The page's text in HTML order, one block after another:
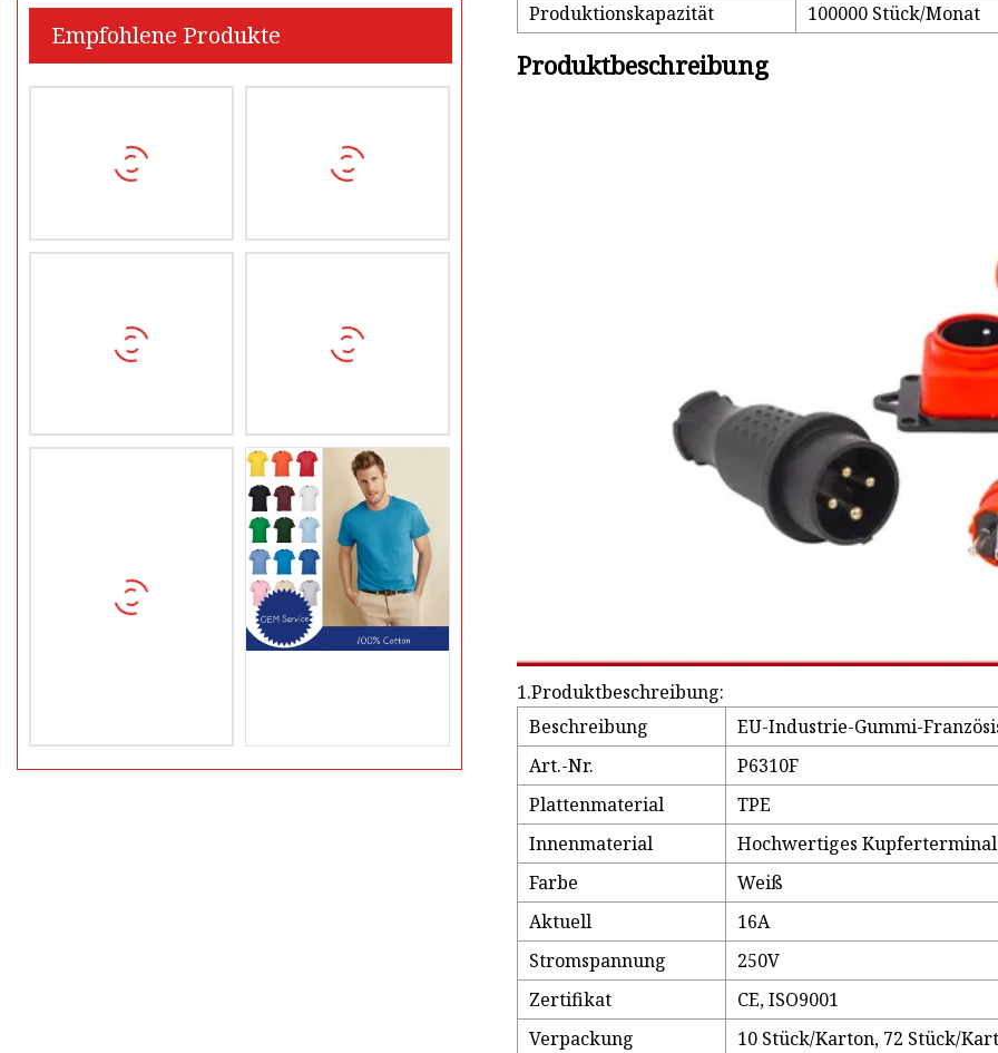
Empfohlene Produkte
Produktionskapazität
100000 Stück/Monat
Produktbeschreibung
1.Produktbeschreibung:
Beschreibung
EU-Industrie-Gummi-
Art.-Nr.
P6310F
Plattenmaterial
TPE
Innenmaterial
Hochwertiges Kupferterminal
Farbe
Weiß
Aktuell
16A
Stromspannung
250V
Zertifikat
CE, ISO9001
Verpackung
10 Stück/Karton, 72 Stück/